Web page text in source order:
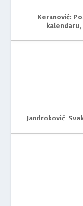
Keranović:
Jandroković: